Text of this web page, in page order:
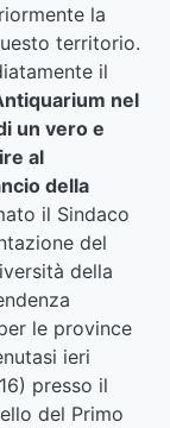
la
territorio.
il
nel
un vero e
al
della
il Sindaco
del
della
le province
ieri
presso il
del Primo